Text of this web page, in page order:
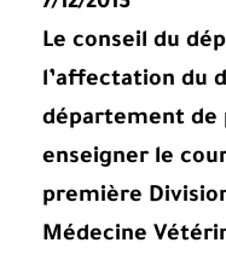
Le conseil du
l’affectation du
département de
enseigner le
première
Médecine